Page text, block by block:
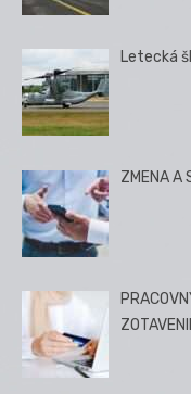
Letecká
ZMENA A